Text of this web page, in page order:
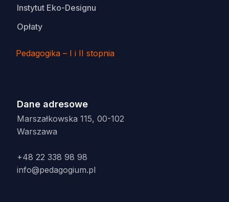
Instytut Eko-Designu
Opłaty
Pedagogika – I i II stopnia
Dane adresowe
Marszałkowska 115, 00-102
Warszawa
+48 22 338 98 98
info@pedagogium.pl